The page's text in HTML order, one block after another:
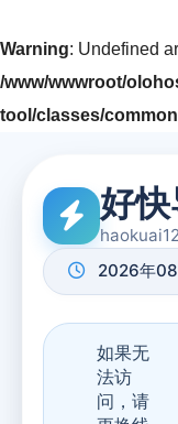
Warning: Undefined
/www/wwwroot/
tool/classes/